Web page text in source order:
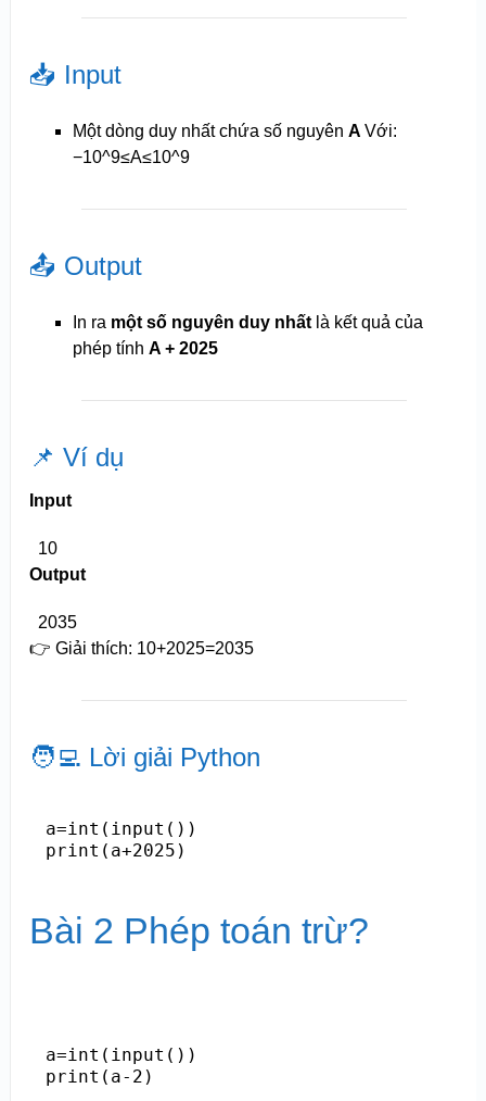
📥 Input
Một dòng duy nhất chứa số nguyên A Với:
−10^9≤A≤10^9
📤 Output
In ra một số nguyên duy nhấtlà kết quả của
phép tính A + 2025
📌 Ví dụ
Input
10
Output
2035
👉 Giải thích: 10+2025=2035
🧑‍💻 Lời giải Python
a=int(input())
print(a+2025)
Bài 2 Phép toán trừ?
a=int(input())
print(a-2)